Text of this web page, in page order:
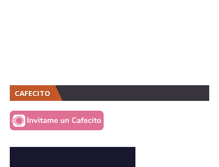
CAFECITO